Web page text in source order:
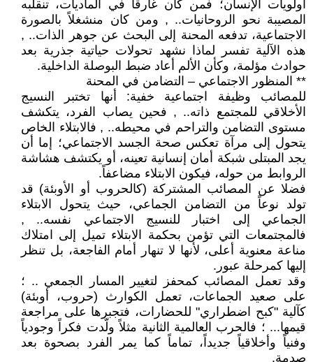
أولويات الإنسان؛ فمن كان غارقاً في الماديات، تنقلبه
المصيبة نحو الروحانيات.. , ومن كان منشغلاً بالصورة
الاجتماعية، تدفعه المحنة إلى البحث عن جوهر الذات.. ,
هذه الآلية تفسر لماذا نشهد تحولات حياتية جذرية بعد
حوادث مؤلمة، وكأن الألم أعاد ضبط البوصلة الداخلية.
** المنظور الاجتماعي – التضامن في المحنة
للمصائب وظيفة اجتماعية خفية: أنها تختبر النسيج
الأخلاقي للمجتمع ذاته.. , فحين يصاب الفرد، يتكشف
مستوى التضامن والتراحم في محيطه.. , فالابتلاء الخاص
يتحول إلى مرآة تعكس صحة الجسد الاجتماعي؛ إما أن
يجد المبتلى شبكة أمان إنسانية تعينه، أو يكتشف هشاشة
الروابط من حوله، فيكون الابتلاء مضاعفاً.
فضلا عن المصائب المشتركة (كالحروب أو الأوبئة) قد
تولد نوعاً من التضامن الجماعي، حيث يتحول الابتلاء
الجماعي إلى اختبار للنسيج الاجتماعي نفسه.. ,
فالمجتمعات التي تؤمن بحكمة الابتلاء تميل إلى امتلاك
مناعة معنوية أعلى، لأنها لا تنهار أمام الفاجعة، بل تنظر
إليها كمرحلة عبور.
وقد تعمل المصائب كمحفز لتغيير المسار الجمعي .. ؛
على صعيد الجماعات، تعمل الكوارث (حروب، أوبئة)
كآلية "كبح اضطراري" للحضارات، فتجبرها على مراجعة
قيمها... ؛ فالحرب العالمية الثانية مثلاً ولّدت فكراً وجودياً
وفنياً وأخلاقياً جديداً، تماماً كما يمر الفرد بصحوة بعد
صدمة.